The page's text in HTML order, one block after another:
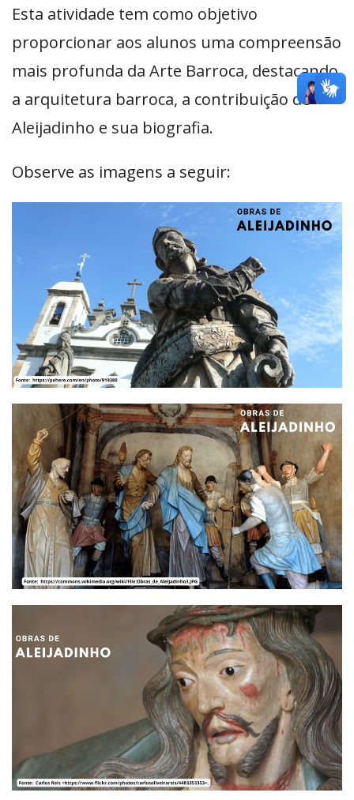
Esta atividade tem como objetivo
proporcionar aos alunos uma compreensão
mais profunda da Arte Barroca, destacando
a arquitetura barroca, a contribuição de
Aleijadinho e sua biografia.
Observe as imagens a seguir: